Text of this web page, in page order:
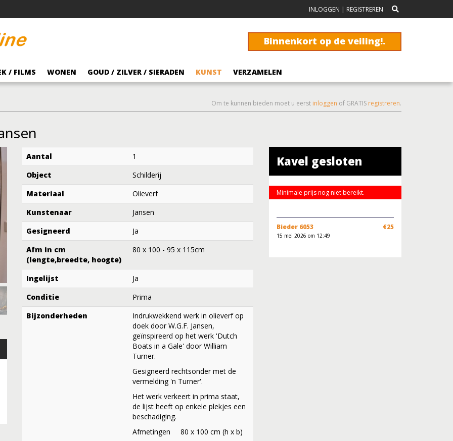
INLOGGEN | REGISTREREN
Binnenkort op de veiling!.
/ FILMS WONEN GOUD / ZILVER / SIERADEN KUNST VERZAMELEN
Om te kunnen bieden moet u eerst inloggen of GRATIS registreren.
Aantal
1
Object
Schilderij
Materiaal
Olieverf
Kunstenaar
Jansen
Gesigneerd
Ja
Afm in cm
(lengte,breedte, hoogte)
80 x 100 - 95 x 115cm
Ingelijst
Ja
Conditie
Prima
Bijzonderheden
Indrukwekkend werk in olieverf op
doek door W.G.F. Jansen,
geïnspireerd op het werk 'Dutch
Boats in a Gale' door William
Turner.
Gesigneerd rechtsonder met de
vermelding 'n Turner'.
Het werk verkeert in prima staat,
de lijst heeft op enkele plekjes een
beschadiging.
Afmetingen 80 x 100 cm (h x b)
Kavel gesloten
Minimale prijs nog niet bereikt.
Bieder 6053 €25
15 mei 2026 om 12:49